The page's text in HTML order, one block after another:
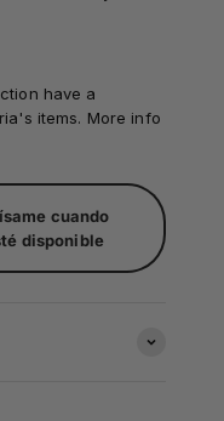
have a
items. More info
cuando
disponible